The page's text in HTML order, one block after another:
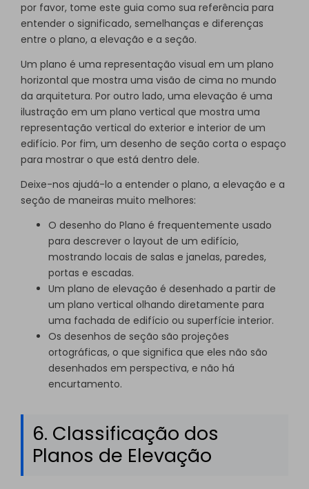
por favor, tome este guia como sua referência para
entender o significado, semelhanças e diferenças
entre o plano, a elevação e a seção.
Um plano é uma representação visual em um plano
horizontal que mostra uma visão de cima no mundo
da arquitetura. Por outro lado, uma elevação é uma
ilustração em um plano vertical que mostra uma
representação vertical do exterior e interior de um
edifício. Por fim, um desenho de seção corta o espaço
para mostrar o que está dentro dele.
Deixe-nos ajudá-lo a entender o plano, a elevação e a
seção de maneiras muito melhores:
O desenho do Plano é frequentemente usado
para descrever o layout de um edifício,
mostrando locais de salas e janelas, paredes,
portas e escadas.
Um plano de elevação é desenhado a partir de
um plano vertical olhando diretamente para
uma fachada de edifício ou superfície interior.
Os desenhos de seção são projeções
ortográficas, o que significa que eles não são
desenhados em perspectiva, e não há
encurtamento.
6. Classificação dos
Planos de Elevação